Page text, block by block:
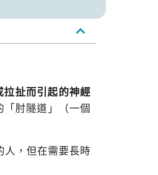
扯而引起的神經
肘隧道」（一個
人，但在需要長時